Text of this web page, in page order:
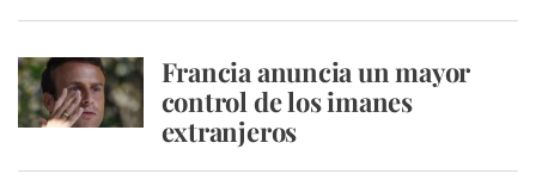
Francia anuncia un mayor
control de los imanes
extranjeros